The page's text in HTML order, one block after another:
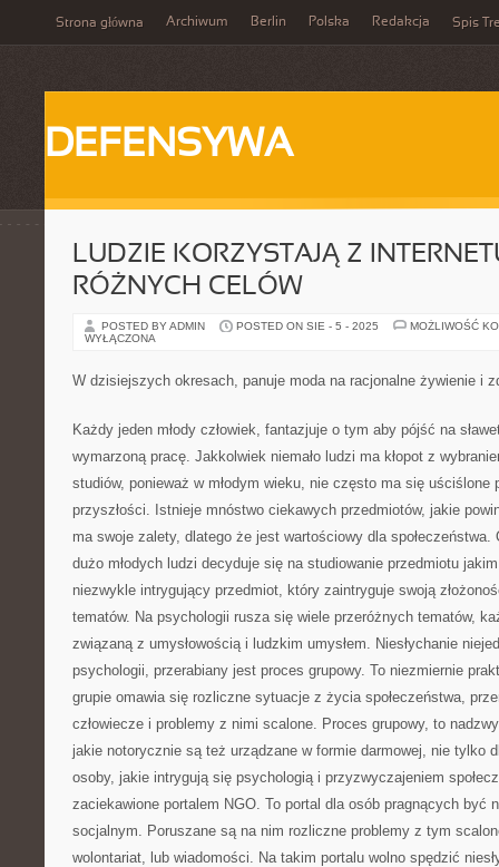
Strona główna Archiwum Berlin Polska Redakcja Spis
DEFENSYWA
LUDZIE KORZYSTAJĄ Z
RÓŻNYCH CELÓW
POSTED BY ADMIN POSTED ON SIE - 5 - 2025
MOŻLIWOŚĆ
WYŁĄCZONA
W dzisiejszych okresach, panuje moda na racjonalne żywienie i
Każdy jeden młody człowiek, fantazjuje o tym aby pójść na
wymarzoną pracę. Jakkolwiek niemało ludzi ma kłopot z
studiów, ponieważ w młodym wieku, nie często ma się uściślone
przyszłości. Istnieje mnóstwo ciekawych przedmiotów, jakie
ma swoje zalety, dlatego że jest wartościowy dla
dużo młodych ludzi decyduje się na studiowanie przedmiotu
niezwykle intrygujący przedmiot, który zaintryguje swoją
tematów. Na psychologii rusza się wiele przeróżnych tematów,
związaną z umysłowością i ludzkim umysłem. Niesłychanie
psychologii, przerabiany jest proces grupowy. To niezmiernie
grupie omawia się rozliczne sytuacje z życia społeczeństwa,
człowiecze i problemy z nimi scalone. Proces grupowy, to
jakie notorycznie są też urządzane w formie darmowej, nie tylko
osoby, jakie intrygują się psychologią i przyzwyczajeniem
zaciekawione portalem NGO. To portal dla osób pragnących być
socjalnym. Poruszane są na nim rozliczne problemy z tym
wolontariat, lub wiadomości. Na takim portalu wolno spędzić